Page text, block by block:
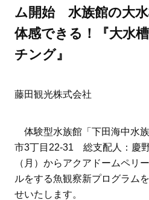
ス学」
ム開始 水族館の大
体感できる！『大水
チング』
藤田観光株式会社
体験型水族館「下田海中水
市3丁目22-31 総支配人：慶
（月）からアクアドームペリ
ルをする魚観察新プログラム
せいたします。